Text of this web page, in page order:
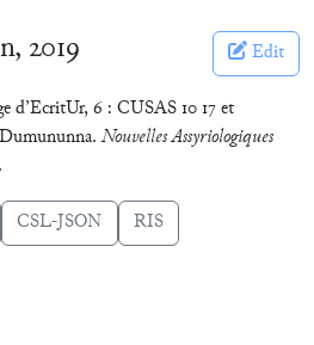
2019 Edit
d’EcritUr, 6 : CUSAS 10 17 et
Nouvelles Assyriologiques
.
CSL-JSON RIS